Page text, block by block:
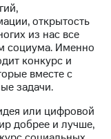
открытость
из нас все
социума. Именно
конкурс и
вместе с
задачи.
или цифровой
добрее и лучше,